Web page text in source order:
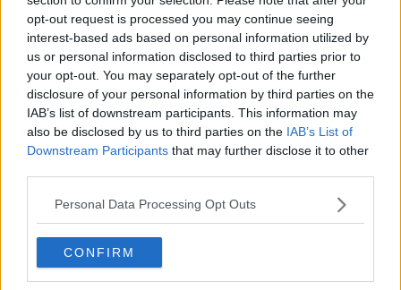
opt-out request is processed you may continue seeing
interest-based ads based on personal information utilized by
us or personal information disclosed to third parties prior to
your opt-out. You may separately opt-out of the further
disclosure of your personal information by third parties on the
IAB’s list of downstream participants. This information may
also be disclosed by us to third parties on the IAB’s List of
Downstream Participants that may further disclose it to other
Personal Data Processing Opt Outs
CONFIRM
Qui News Valdera aveva già raccontato un'altra avventura
dell'artistabutese che nella scorsa estate aveva fatto un viaggio in
moto nell'ex Jugoslavia, viaggio che dovrebbe partorire un'altra
storia dalla fertile e ispirata mano di Rocchi.
La 29enne fumettista infatti ha già all'attivo diverse
pubblicazionitra cui due biografie a fumetti su due grandi figure
(Ci sono notti che
non accadono mai) e il giornalista e scrittore
Tiziano Terzani
(L'esistenza delle formiche).
René Pierotti
© Riproduzione riservata